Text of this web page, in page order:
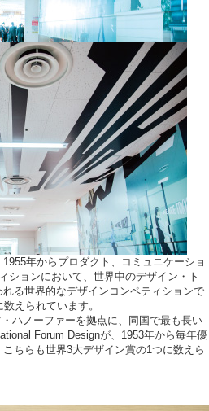
年からプロダクト、コミュニケーショ
ションにおいて、世界中のデザイン・ト
る世界的なデザインコンペティションで
えられています。
ハノーファーを拠点に、同国で最も長い
Forum Designが、1953年から毎年優
ちらも世界3大デザイン賞の1つに数えら